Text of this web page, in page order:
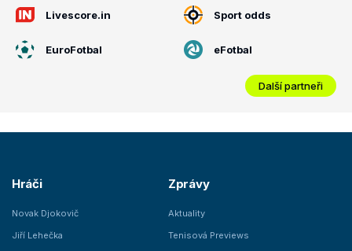
Livescore.in Sport odds
EuroFotbal eFotbal
Další partneři
Hráči
Novak Djokovič
Jiří Lehečka
Zprávy
Aktuality
Tenisová Previews